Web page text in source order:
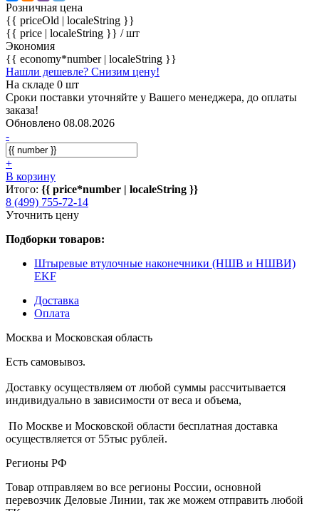
Розничная цена
{{ priceOld | localeString }}
{{ price | localeString }} / шт
Экономия
{{ economy*number | localeString }}
Нашли дешевле? Снизим цену!
На складе 0 шт
Сроки поставки уточняйте у Вашего менеджера, до оплаты
заказа!
Обновлено 08.08.2026
-
+
В корзину
Итого: {{ price*number | localeString }}
8 (499) 755-72-14
Уточнить цену
Подборки товаров:
Штыревые втулочные наконечники (НШВ и НШВИ)
EKF
Доставка
Оплата
Москва и Московская область
Есть самовывоз.
Доставку осуществляем от любой суммы рассчитывается
индивидуально в зависимости от веса и объема,
По Москве и Московской области бесплатная доставка
осуществляется от 55тыс рублей.
Регионы РФ
Товар отправляем во все регионы России, основной
перевозчик Деловые Линии, так же можем отправить любой